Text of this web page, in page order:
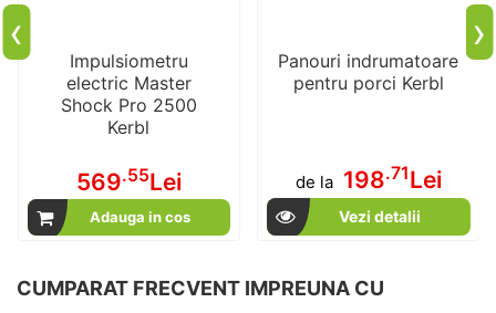
Impulsiometru
electric Master
Shock Pro 2500
Kerbl
569.55Lei
Adauga in cos
Panouri indrumatoare
pentru porci Kerbl
de la 198.71Lei
Vezi detalii
‹ ›
CUMPARAT FRECVENT IMPREUNA CU